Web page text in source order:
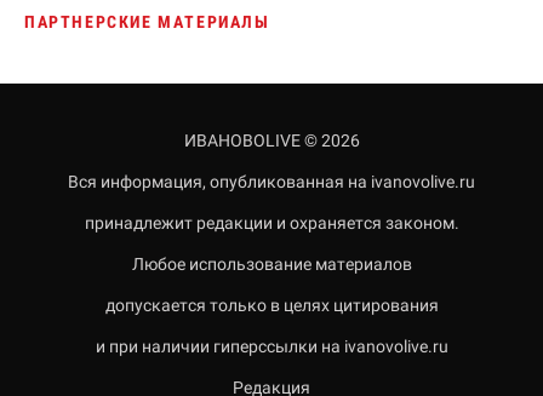
ПАРТНЕРСКИЕ МАТЕРИАЛЫ
ИВАНОВОLIVE © 2026
Вся информация, опубликованная на ivanovolive.ru
принадлежит редакции и охраняется законом.
Любое использование материалов
допускается только в целях цитирования
и при наличии гиперссылки на ivanovolive.ru
Редакция